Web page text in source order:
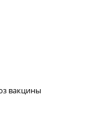
вакцины